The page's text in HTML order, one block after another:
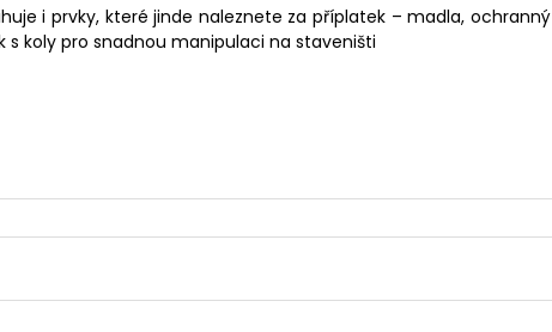
i prvky, které jinde naleznete za příplatek – madla, ochranný
koly pro snadnou manipulaci na staveništi